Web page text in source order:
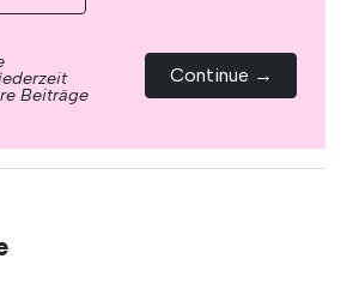
Beiträge
Continue →